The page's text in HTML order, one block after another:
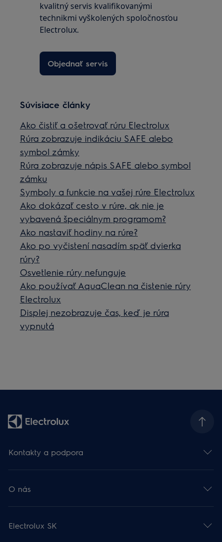
kvalitný servis kvalifikovanými
technikmi vyškolených spoločnosťou
Electrolux.
Objednať servis
Súvisiace články
Ako čistiť a ošetrovať rúru Electrolux
Rúra zobrazuje indikáciu SAFE alebo
symbol zámky
Rúra zobrazuje nápis SAFE alebo symbol
zámku
Symboly a funkcie na vašej rúre Electrolux
Ako dokázať cesto v rúre, ak nie je
vybavená špeciálnym programom?
Ako nastaviť hodiny na rúre?
Ako po vyčistení nasadím späť dvierka
rúry?
Osvetlenie rúry nefunguje
Ako používať AquaClean na čistenie rúry
Electrolux
Displej nezobrazuje čas, keď je rúra
vypnutá
Kontakty a podpora
O nás
Electrolux SK